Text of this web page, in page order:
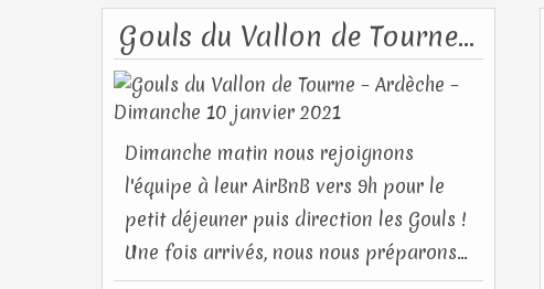
Gouls du Vallon de Tourne – Ardèche – Dimanche 10 janvier 2021
Dimanche matin nous rejoignons
l'équipe à leur AirBnB vers 9h pour le
petit déjeuner puis direction les Gouls !
Une fois arrivés, nous nous préparons...